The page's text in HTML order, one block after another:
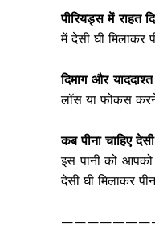
पीरियड्स में राहत
में देसी घी मिलाकर
दिमाग और
लॉस या फोकस करने
कब पीना चाहिए
इस पानी को
देसी घी मिलाकर